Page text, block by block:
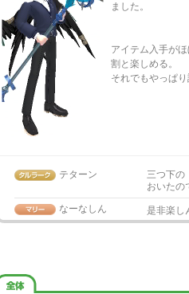
ました。
アイテム入手が
割と楽しめる。
それでもやっぱ
テターン
三つ下の
おいたの
なーなしん
是非楽し